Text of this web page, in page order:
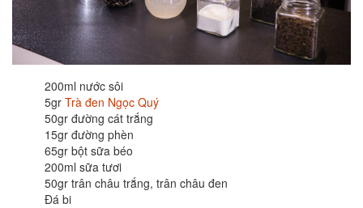
200ml nước sôi
5gr Trà đen Ngọc Quý
50gr đường cát trắng
15gr đường phèn
65gr bột sữa béo
200ml sữa tươi
50gr trân châu trắng, trân châu đen
Đá bi